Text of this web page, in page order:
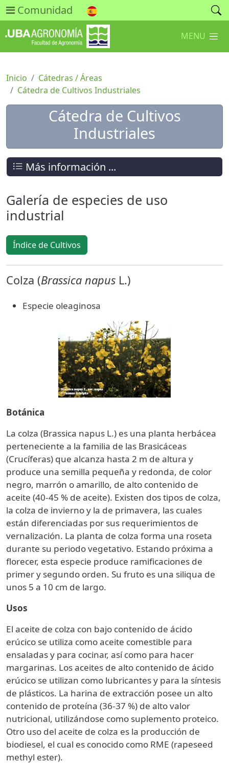
Comunidad
MENU
Inicio
Cátedras / Áreas
Cátedra de Cultivos Industriales
Cátedra de Cultivos
Industriales
Galería de especies de uso
industrial
Índice de Cultivos
Colza (Brassica napus L.)
Especie oleaginosa
Botánica
La colza (Brassica napus L.) es una planta herbácea
perteneciente a la familia de las Brasicáceas
(Crucíferas) que alcanza hasta 2 m de altura y
produce una semilla pequeña y redonda, de color
negro, marrón o amarillo, de alto contenido de
aceite (40-45 % de aceite). Existen dos tipos de colza,
la colza de invierno y la de primavera, las cuales
están diferenciadas por sus requerimientos de
vernalización. La planta de colza forma una roseta
durante su periodo vegetativo. Estando próxima a
florecer, esta especie produce ramificaciones de
primer y segundo orden. Su fruto es una siliqua de
unos 5 a 10 cm de largo.
Usos
El aceite de colza con bajo contenido de ácido
erúcico se utiliza como aceite comestible para
ensaladas y para cocinar, así como para hacer
margarinas. Los aceites de alto contenido de ácido
erúcico se utilizan como lubricantes y para la síntesis
de plásticos. La harina de extracción posee un alto
contenido de proteína (36-37 %) de alto valor
nutricional, utilizándose como suplemento proteico.
Otro uso del aceite de colza es la producción de
biodiesel, el cual es conocido como RME (rapeseed
methyl ester).
Más información ...